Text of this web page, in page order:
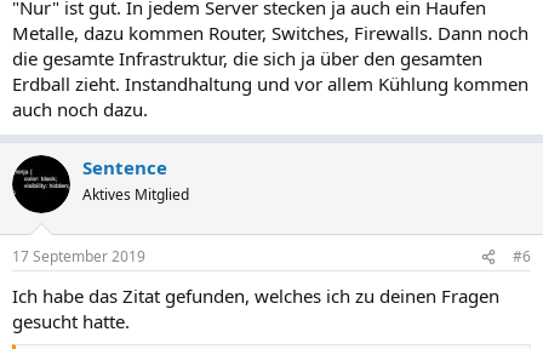
"Nur" ist gut. In jedem Server stecken ja auch ein Haufen
Metalle, dazu kommen Router, Switches, Firewalls. Dann noch
die gesamte Infrastruktur, die sich ja über den gesamten
Erdball zieht. Instandhaltung und vor allem Kühlung kommen
auch noch dazu.
Sentence
Aktives Mitglied
17 September 2019 #6
Ich habe das Zitat gefunden, welches ich zu deinen Fragen
gesucht hatte.